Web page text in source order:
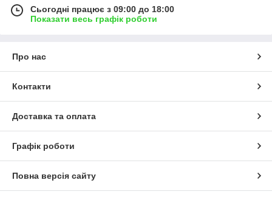
Сьогодні працює з 09:00 до 18:00
Показати весь графік роботи
Про нас
Контакти
Доставка та оплата
Графік роботи
Повна версія сайту